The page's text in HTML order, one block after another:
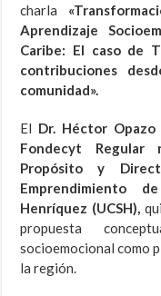
charla
Aprendizaje
Caribe: El caso de
contribuciones
comunidad».
El Dr. Héctor
Fondecyt Regular
Propósito y
Emprendimiento
Henríquez (UCSH),
propuesta
socioemocional como
la región.